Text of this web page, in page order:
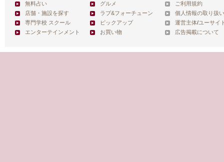
無料占い
店舗・施設を探す
専門学校 スクール
エンターテインメント
グルメ
ラブ&フォーチューン
ピックアップ
お買い物
ご利用規約
個人情報の取り扱
運営主体/ユーサイ
広告掲載について